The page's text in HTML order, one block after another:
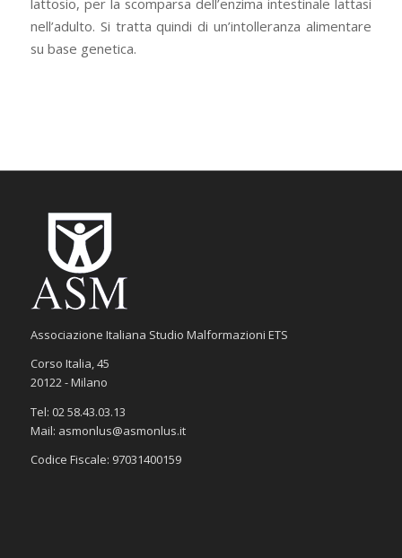
nell’adulto. Si tratta quindi di un’intolleranza alimentare
su base genetica.
Associazione Italiana Studio Malformazioni ETS
Corso Italia, 45
20122 - Milano
Tel: 02 58.43.03.13
Mail: asmonlus@asmonlus.it
Codice Fiscale: 97031400159